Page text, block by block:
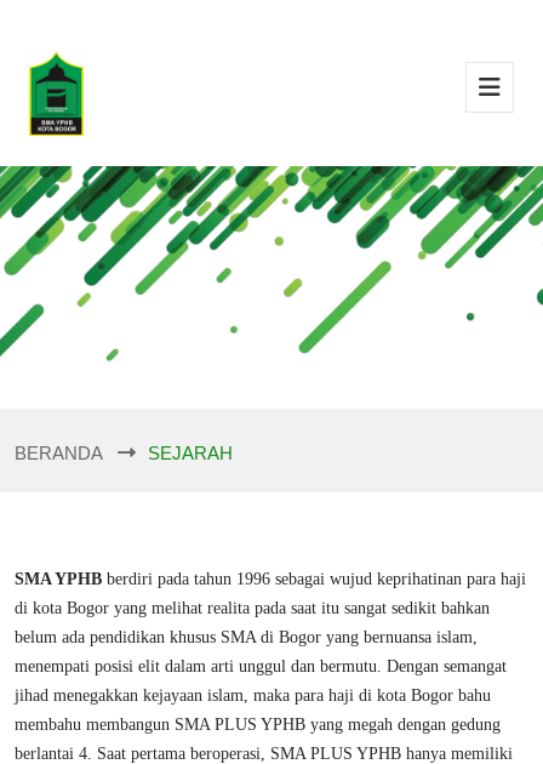
BERANDA SEJARAH
SMA YPHB berdiri pada tahun 1996 sebagai wujud keprihatinan para haji
di kota Bogor yang melihat realita pada saat itu sangat sedikit bahkan
belum ada pendidikan khusus SMA di Bogor yang bernuansa islam,
menempati posisi elit dalam arti unggul dan bermutu. Dengan semangat
jihad menegakkan kejayaan islam, maka para haji di kota Bogor bahu
membahu membangun SMA PLUS YPHB yang megah dengan gedung
berlantai 4. Saat pertama beroperasi, SMA PLUS YPHB hanya memiliki